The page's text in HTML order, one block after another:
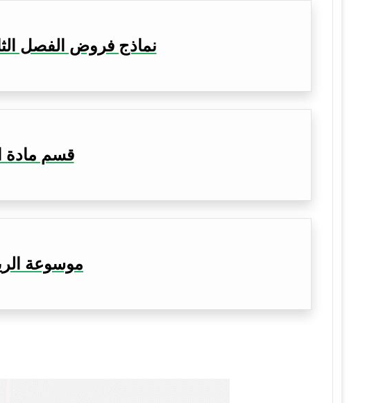
نماذج فروض الفصل
قسم مادة
موسوعة